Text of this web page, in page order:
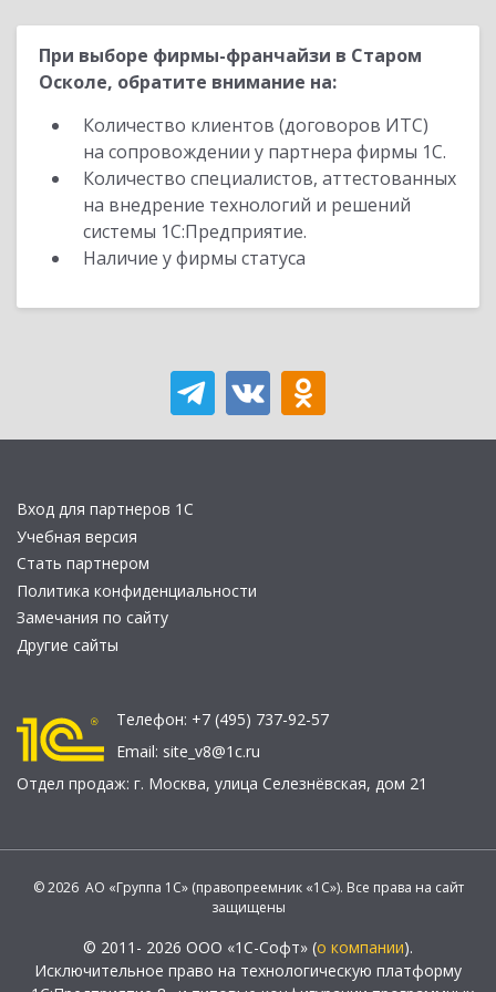
При выборе фирмы-франчайзи в Старом
Осколе, обратите внимание на:
Количество клиентов (договоров ИТС)
на сопровождении у партнера фирмы 1С.
Количество специалистов, аттестованных
на внедрение технологий и решений
системы 1С:Предприятие.
Наличие у фирмы статуса
Вход для партнеров 1С
Учебная версия
Стать партнером
Политика конфиденциальности
Замечания по сайту
Другие сайты
Телефон: +7 (495) 737-92-57
Email: site_v8@1c.ru
Отдел продаж: г. Москва, улица Селезнёвская, дом 21
© 2026 АО «Группа 1С» (правопреемник «1С»). Все права на сайт
защищены
© 2011- 2026 ООО «1С-Софт» (о компании).
Исключительное право на технологическую платформу